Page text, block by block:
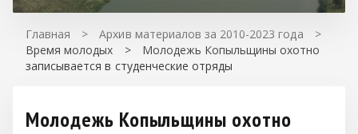
Главная > Архив материалов за 2010-2023 года
>
Время молодых
>
Молодежь Копыльщины охотно
записывается в студенческие отряды
Молодежь Копыльщины охотно